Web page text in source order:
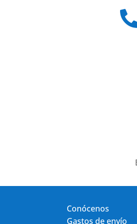
Conócenos
Gastos de envío